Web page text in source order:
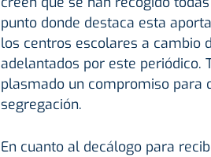
punto donde destaca esta
los centros escolares a cambio
adelantados por este periódico.
plasmado un compromiso para
segregación.
En cuanto al decálogo para